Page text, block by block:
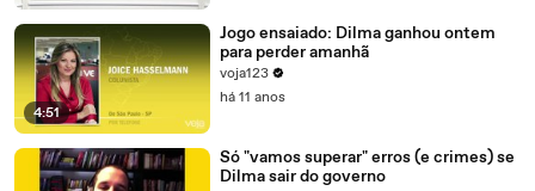
4:51
Jogo ensaiado: Dilma ganhou ontem
para perder amanhã
voja123
há 11 anos
Só "vamos superar" erros (e crimes) se
Dilma sair do governo